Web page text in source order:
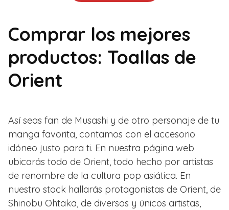
Comprar los mejores
productos: Toallas de
Orient
Así seas fan de Musashi y de otro personaje de tu
manga favorita, contamos con el accesorio
idóneo justo para ti. En nuestra página web
ubicarás todo de Orient, todo hecho por artistas
de renombre de la cultura pop asiática. En
nuestro stock hallarás protagonistas de Orient, de
Shinobu Ohtaka, de diversos y únicos artistas,